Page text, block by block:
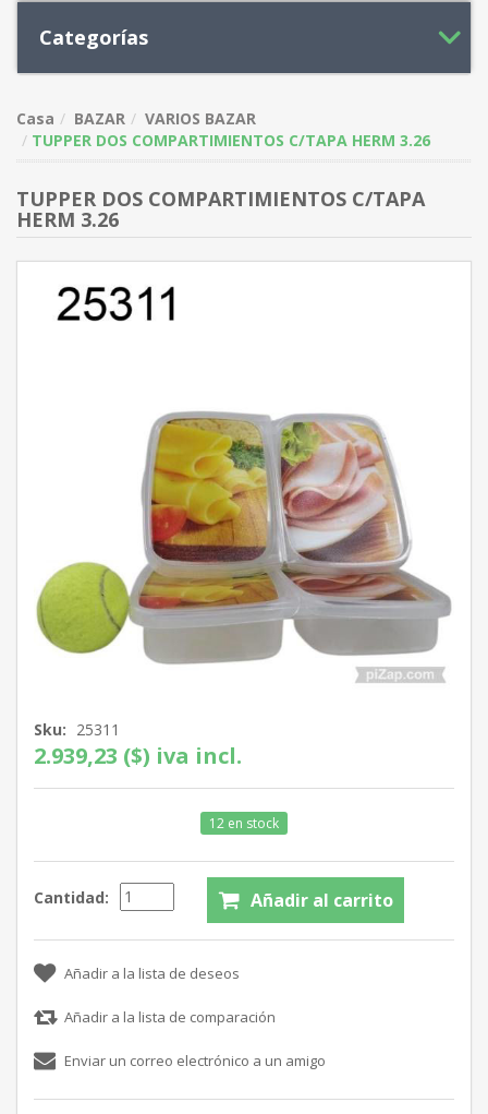
Categorías
Casa BAZAR
VARIOS BAZAR
TUPPER DOS COMPARTIMIENTOS C/TAPA HERM 3.26
TUPPER DOS COMPARTIMIENTOS C/TAPA
HERM 3.26
Sku: 25311
2.939,23 ($) iva incl.
12 en stock
Cantidad: